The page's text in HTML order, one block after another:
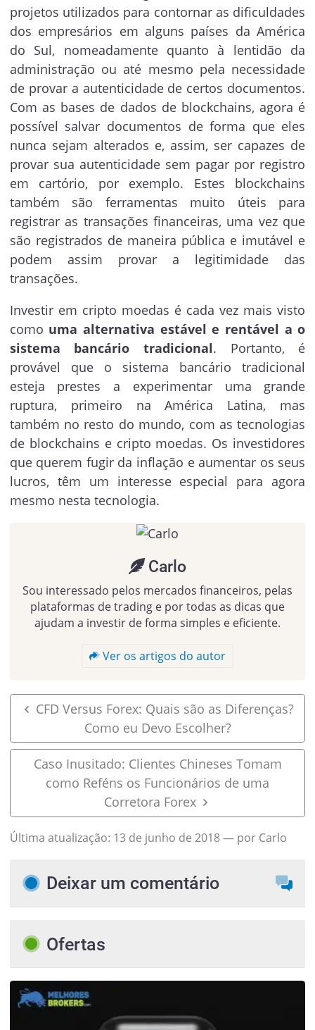
projetos utilizados para contornar as dificuldades
dos empresários em alguns países da América
do Sul, nomeadamente quanto à lentidão da
administração ou até mesmo pela necessidade
de provar a autenticidade de certos documentos.
Com as bases de dados de blockchains, agora é
possível salvar documentos de forma que eles
nunca sejam alterados e, assim, ser capazes de
provar sua autenticidade sem pagar por registro
em cartório, por exemplo. Estes blockchains
também são ferramentas muito úteis para
registrar as transações financeiras, uma vez que
são registrados de maneira pública e imutável e
podem assim provar a legitimidade das
transações.
Investir em cripto moedas é cada vez mais visto
como uma alternativa estável e rentável a o
sistema bancário tradicional. Portanto, é
provável que o sistema bancário tradicional
esteja prestes a experimentar uma grande
ruptura, primeiro na América Latina, mas
também no resto do mundo, com as tecnologias
de blockchains e cripto moedas. Os investidores
que querem fugir da inflação e aumentar os seus
lucros, têm um interesse especial para agora
mesmo nesta tecnologia.
Carlo
Sou interessado pelos mercados financeiros, pelas
plataformas de trading e por todas as dicas que
ajudam a investir de forma simples e eficiente.
Ver os artigos do autor
CFD Versus Forex: Quais são as Diferenças?
Como eu Devo Escolher?
Caso Inusitado: Clientes Chineses Tomam
como Reféns os Funcionários de uma
Corretora Forex
Última atualização: 13 de junho de 2018— por Carlo
Deixar um comentário
Ofertas